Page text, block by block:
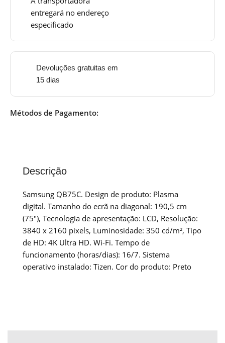
entregará no endereço
especificado
Devoluções gratuitas em
15 dias
Métodos de Pagamento:
Descrição
Samsung QB75C. Design de produto: Plasma
digital. Tamanho do ecrã na diagonal: 190,5 cm
(75″), Tecnologia de apresentação: LCD, Resolução:
3840 x 2160 pixels, Luminosidade: 350 cd/m², Tipo
de HD: 4K Ultra HD. Wi-Fi. Tempo de
funcionamento (horas/dias): 16/7. Sistema
operativo instalado: Tizen. Cor do produto: Preto